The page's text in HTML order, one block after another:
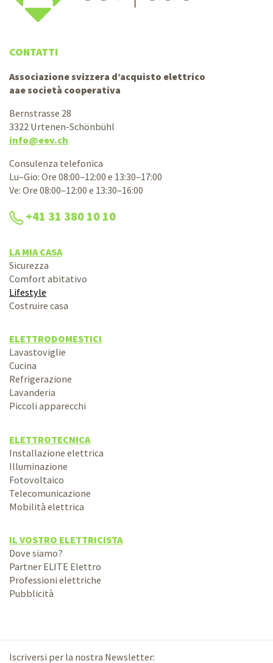
CONTATTI
Associazione svizzera d’acquisto elettrico
aae società cooperativa
Bernstrasse 28
3322 Urtenen-Schönbühl
info@eev.ch
Consulenza telefonica
Lu–Gio: Ore 08:00–12:00 e 13:30–17:00
Ve: Ore 08:00–12:00 e 13:30–16:00
+41 31 380 10 10
LA MIA CASA
Sicurezza
Comfort abitativo
Lifestyle
Costruire casa
ELETTRODOMESTICI
Lavastoviglie
Cucina
Refrigerazione
Lavanderia
Piccoli apparecchi
ELETTROTECNICA
Installazione elettrica
Illuminazione
Fotovoltaico
Telecomunicazione
Mobilità elettrica
IL VOSTRO ELETTRICISTA
Dove siamo?
Partner ELITE Elettro
Professioni elettriche
Pubblicità
Iscriversi per la nostra Newsletter: